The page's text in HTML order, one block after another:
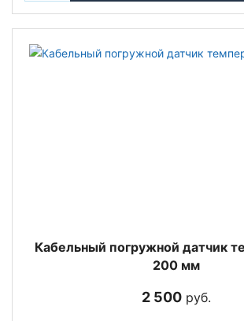
Кабельный погружной датчик
200 мм
2 500 руб.